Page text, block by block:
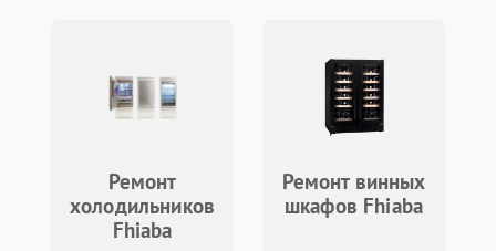
Ремонт
холодильников
Fhiaba
Ремонт винных
шкафов Fhiaba